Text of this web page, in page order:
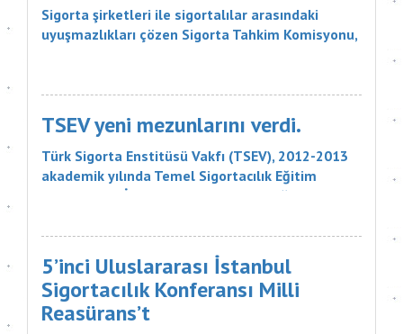
Sigorta şirketleri ile sigortalılar arasındaki
uyuşmazlıkları çözen Sigorta Tahkim Komisyonu,
liralık tazminatı ödemesine karar verdi. Sigorta
Tahkim Komisyonu M...
TSEV yeni mezunlarını verdi.
Türk Sigorta Enstitüsü Vakfı (TSEV), 2012-2013
akademik yılında Temel Sigortacılık Eğitim
Programı ve İleri Düzey Sigortacılık Eğitim
tamamlayan öğrencilerini mezun etti. Sigorta
şirketlerinin &uu...
5’inci Uluslararası İstanbul
Sigortacılık Konferansı Milli
Reasürans’t